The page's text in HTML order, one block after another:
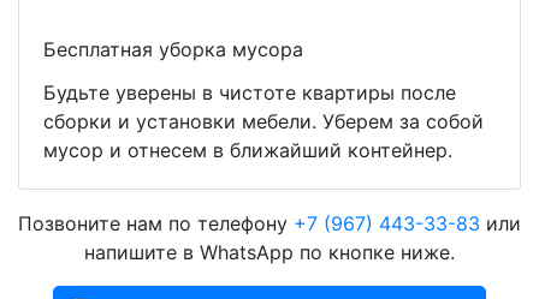
Бесплатная уборка мусора
Будьте уверены в чистоте квартиры после
сборки и установки мебели. Уберем за собой
мусор и отнесем в ближайший контейнер.
Позвоните нам по телефону +7 (967) 443-33-83 или
напишите в WhatsApp по кнопке ниже.